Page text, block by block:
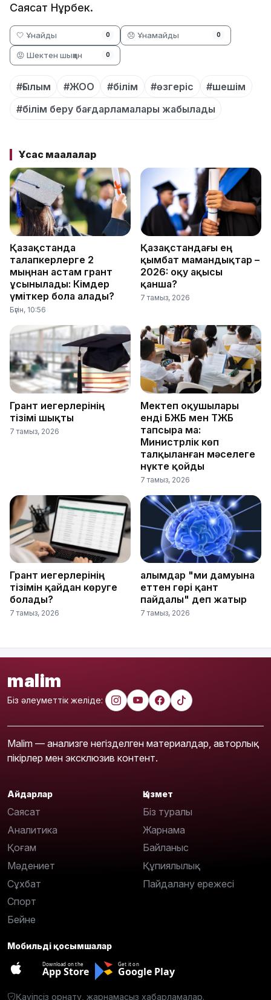
Саясат Нұрбек.
🤍 Ұнайды 0 😞 Ұнамайды 0
😡 Шектен шыққан 0
#Ғылым #ЖОО #білім #өзгеріс
#шешім
#білім беру бағдарламалары жабылады
Ұқсас мақалалар
Қазақстанда
талапкерлерге 2
мыңнан астам грант
ұсынылады: Кімдер
үміткер бола алады?
Бүгін, 10:56
Қазақстандағы ең
қымбат мамандықтар –
2026: оқу ақысы
қанша?
7 тамыз, 2026
Грант иегерлерінің
тізімі шықты
7 тамыз, 2026
Мектеп оқушылары
енді БЖБ мен ТЖБ
тапсыра ма:
Министрлік көп
талқыланған мәселеге
нүкте қойды
7 тамыз, 2026
Грант иегерлерінің
тізімін қайдан көруге
болады?
7 тамыз, 2026
Ғалымдар "ми дамуына
еттен гөрі қант
пайдалы" деп жатыр
7 тамыз, 2026
malim
Біз әлеуметтік желіде:
Malim — анализге негізделген материалдар, авторлық
пікірлер мен эксклюзив контент.
Айдарлар
Саясат
Аналитика
Қоғам
Мәдениет
Сұхбат
Спорт
Бейне
Қызмет
Біз туралы
Жарнама
Байланыс
Құпиялылық
Пайдалану ережесі
Мобильді қосымшалар
Download on the
App Store
Get it on
Google Play
Қауіпсіз орнату, жарнамасыз хабарламалар.